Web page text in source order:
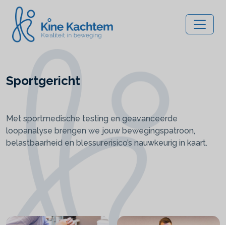
Sportgericht
Met sportmedische testing en geavanceerde
loopanalyse brengen we jouw bewegingspatroon,
belastbaarheid en blessurerisico’s nauwkeurig in kaart.